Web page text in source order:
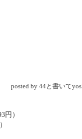
posted by 44と書いて
）